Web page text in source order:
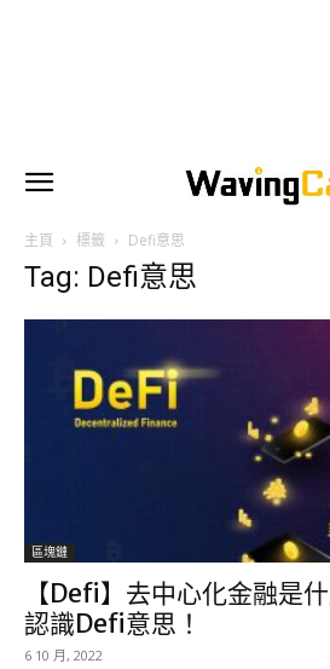
主頁 標籤 Defi意思
Tag: Defi意思
區塊鏈
【Defi】去中心化金融是
認識Defi意思！
6 10 月, 2022